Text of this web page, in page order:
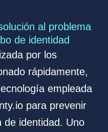
al problema
de identidad
por los
rápidamente,
empleada
para prevenir
de identidad. Uno